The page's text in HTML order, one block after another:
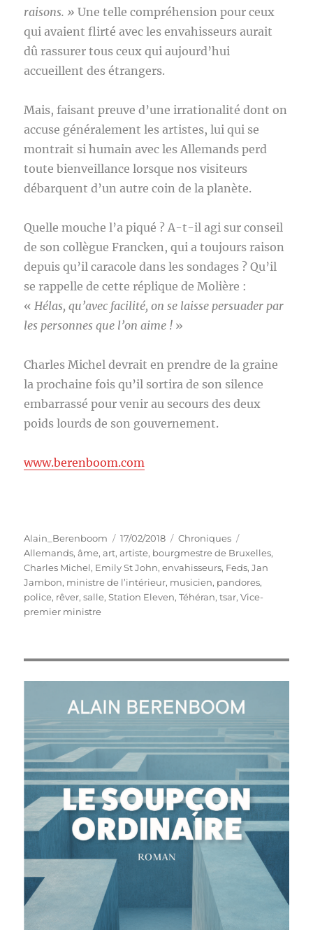
raisons. »Une telle compréhension pour ceux
qui avaient flirté avec les envahisseurs aurait
dû rassurer tous ceux qui aujourd’hui
accueillent des étrangers.
Mais, faisant preuve d’une irrationalité dont on
accuse généralement les artistes, lui qui se
montrait si humain avec les Allemands perd
toute bienveillance lorsque nos visiteurs
débarquent d’un autre coin de la planète.
Quelle mouche l’a piqué ? A-t-il agi sur conseil
de son collègue Francken, qui a toujours raison
depuis qu’il caracole dans les sondages ? Qu’il
se rappelle de cette réplique de Molière :
«Hélas, qu’avec facilité, on se laisse persuader par
les personnes que l’on aime ! »
Charles Michel devrait en prendre de la graine
la prochaine fois qu’il sortira de son silence
embarrassé pour venir au secours des deux
poids lourds de son gouvernement.
www.berenboom.com
Auteur
Alain_Berenboom
Publié
le
17/02/2018 Catégories
Chroniques
Allemands,âme,art,artiste, bourgmestre de Bruxelles,
Charles Michel, Emily St John,envahisseurs, Feds,Jan
Jambon, ministre de l’intérieur, musicien, pandores,
police, rêver,salle,Station Eleven,Téhéran,tsar,Vice-
premier ministre